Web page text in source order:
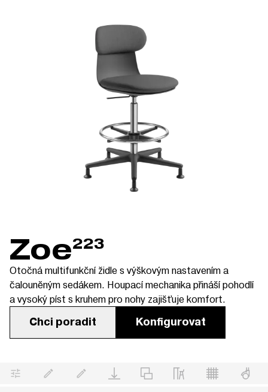
Zoe223
Otočná multifunkční židle s výškovým nastavením a
čalouněným sedákem. Houpací mechanika přináší pohodlí
a vysoký píst s kruhem pro nohy zajišťuje komfort.
Chci poradit Konfigurovat